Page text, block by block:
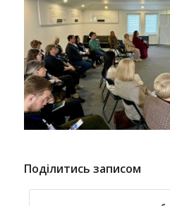
Поділитись записом